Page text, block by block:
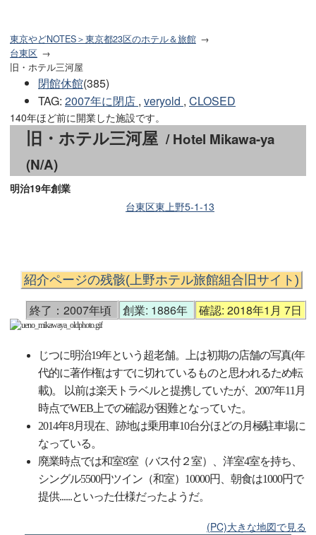
東京やどNOTES＞東京都23区のホテル＆旅館
台東区
旧・ホテル三河屋
閉館休館(385)
TAG: 2007年に閉店 , veryold , CLOSED
140年ほど前に開業した施設です。
旧・ホテル三河屋 / Hotel Mikawa-ya
(N/A)
明治19年創業
台東区東上野5-1-13
紹介ページの残骸(上野ホテル旅館組合旧サイト)
終了：2007年頃 創業: 1886年 確認: 2018年1月 7日
じつに明治19年という超老舗。上は初期の店舗の写真(年
代的に著作権はすでに切れているものと思われるため転
載)。 以前は楽天トラベルと提携していたが、2007年11月
時点でWEB上での確認が困難となっていた。
2014年8月現在、跡地は乗用車10台分ほどの月極駐車場に
なっている。
廃業時点では和室8室（バス付２室）、洋室4室を持ち、
シングル5500円ツイン（和室）10000円、朝食は1000円で
提供......といった仕様だったようだ。
(PC)大きな地図で見る